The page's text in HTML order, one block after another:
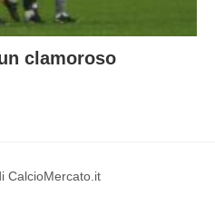
clamoroso
CalcioMercato.it